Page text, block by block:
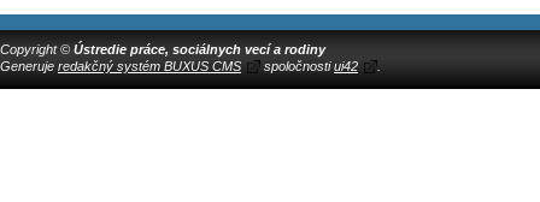
Copyright © Ústredie práce, sociálnych vecí a rodiny
Generuje redakčný systém BUXUS CMS spoločnostiui42